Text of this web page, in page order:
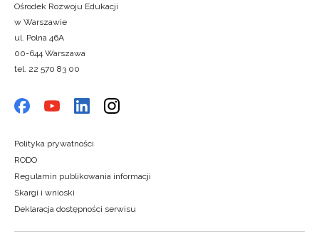
Ośrodek Rozwoju Edukacji
w Warszawie
ul. Polna 46A
00-644 Warszawa
tel. 22 570 83 00
Polityka prywatności
RODO
Regulamin publikowania informacji
Skargi i wnioski
Deklaracja dostępności serwisu